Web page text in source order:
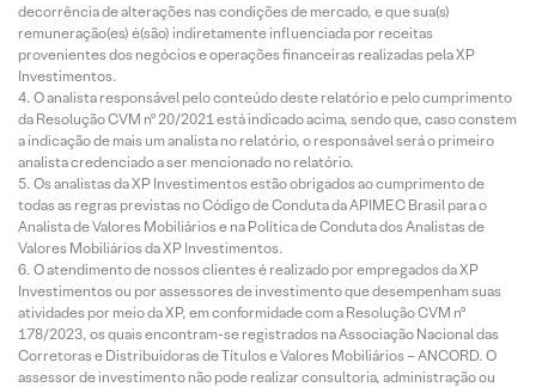
decorrência de alterações nas condições de mercado, e que sua(s)
remuneração(es) é(são) indiretamente influenciada por receitas
provenientes dos negócios e operações financeiras realizadas pela XP
Investimentos.
O analista responsável pelo conteúdo deste relatório e pelo cumprimento
da Resolução CVM nº 20/2021 está indicado acima, sendo que, caso constem
a indicação de mais um analista no relatório, o responsável será o primeiro
analista credenciado a ser mencionado no relatório.
Os analistas da XP Investimentos estão obrigados ao cumprimento de
todas as regras previstas no Código de Conduta da APIMEC Brasil para o
Analista de Valores Mobiliários e na Política de Conduta dos Analistas de
Valores Mobiliários da XP Investimentos.
O atendimento de nossos clientes é realizado por empregados da XP
Investimentos ou por assessores de investimento que desempenham suas
atividades por meio da XP, em conformidade com a Resolução CVM nº
178/2023, os quais encontram-se registrados na Associação Nacional das
Corretoras e Distribuidoras de Títulos e Valores Mobiliários – ANCORD. O
assessor de investimento não pode realizar consultoria, administração ou